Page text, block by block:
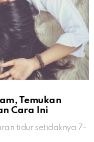
Temukan
Cara Ini
tidur setidaknya 7-